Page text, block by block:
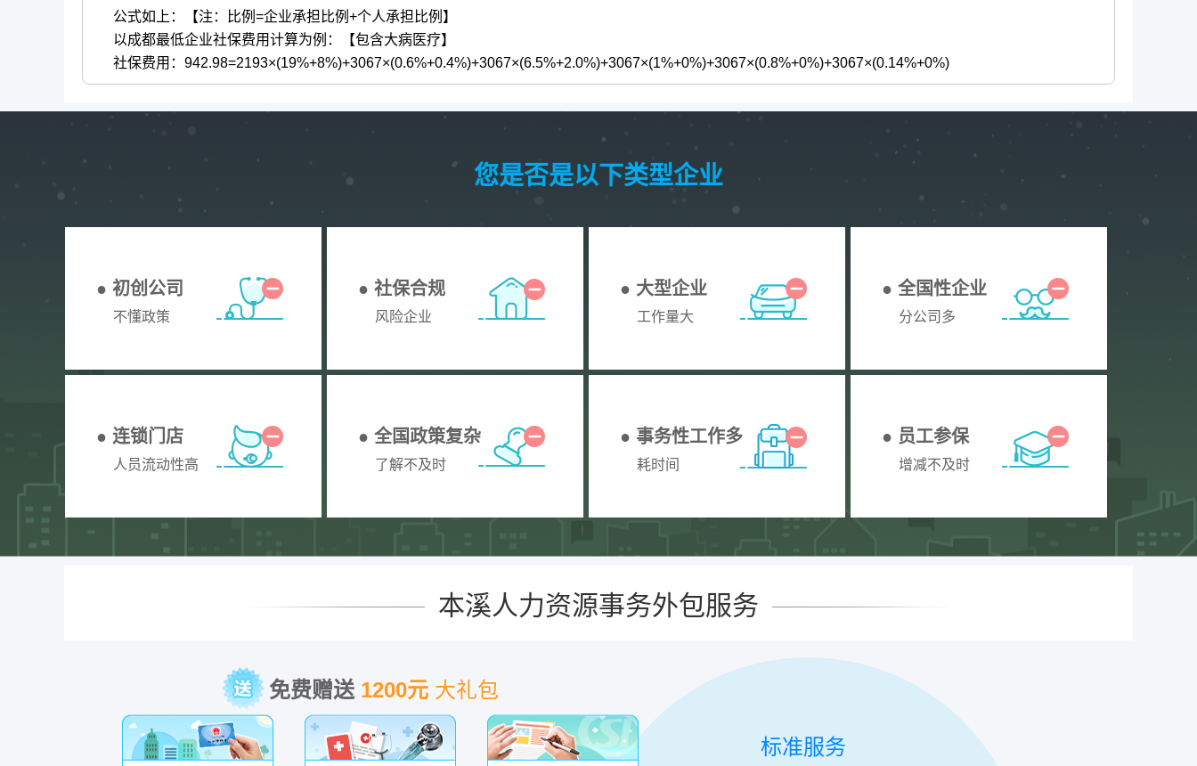
公式如上：【注：比例=企业承担比例+个人承担比例】
以成都最低企业社保费用计算为例：【包含大病医疗】
社保费用：942.98=2193×(19%+8%)+3067×(0.6%+0.4%)+3067×(6.5%+2.0%)+3067×(1%+0%)+3067×(0.8%+0%)+3067×(0.14%+0%)
您是否是以下类型企业
● 初创公司
不懂政策
● 社保合规
风险企业
● 大型企业
工作量大
● 全国性企业
分公司多
● 连锁门店
人员流动性高
● 全国政策复杂
了解不及时
● 事务性工作多
耗时间
● 员工参保
增减不及时
本溪人力资源事务外包服务
免费赠送 1200元 大礼包
标准服务